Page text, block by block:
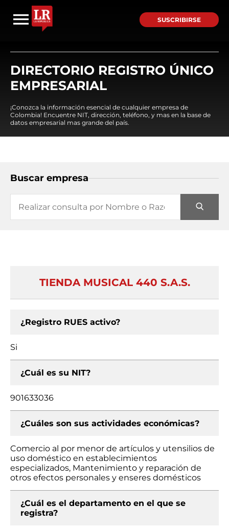
SUSCRIBIRSE
DIRECTORIO REGISTRO ÚNICO
EMPRESARIAL
¡Conozca la información esencial de cualquier empresa de
Colombia! Encuentre NIT, dirección, teléfono, y mas en la base de
datos empresarial mas grande del país.
Buscar empresa
TIENDA MUSICAL 440 S.A.S.
¿Registro RUES activo?
Si
¿Cuál es su NIT?
901633036
¿Cuáles son sus actividades económicas?
Comercio al por menor de artículos y utensilios de
uso doméstico en establecimientos
especializados, Mantenimiento y reparación de
otros efectos personales y enseres domésticos
¿Cuál es el departamento en el que se
registra?